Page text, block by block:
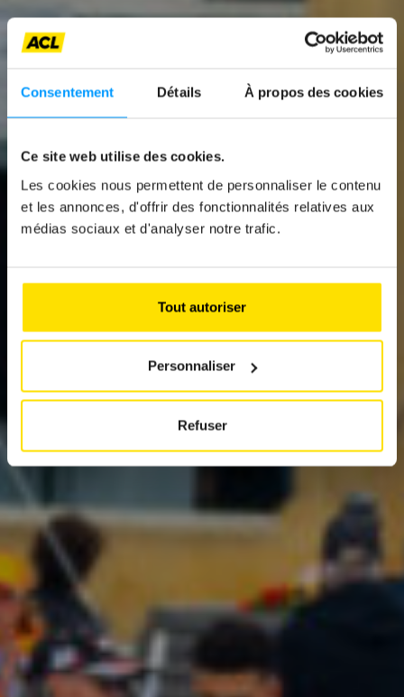
Consentement Détails À propos des cookies
Ce site web utilise des cookies.
Les cookies nous permettent de personnaliser le contenu
et les annonces, d'offrir des fonctionnalités relatives aux
médias sociaux et d'analyser notre trafic.
Tout autoriser
Personnaliser
Refuser
News
ADAC EUROPA
CLASSIC 2025
Le Luxembourg a célébré l’automobile
d’exception